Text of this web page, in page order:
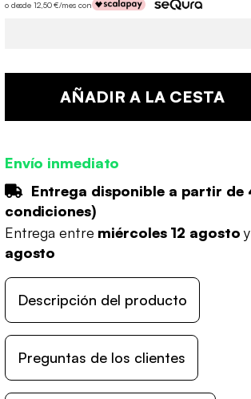
o desde 12,50 €/mes con
AÑADIR A LA CESTA
Envío inmediato
Entrega disponible a partir de
condiciones)
Entrega entre miércoles 12 agostoy
agosto
Descripción del producto
Preguntas de los clientes